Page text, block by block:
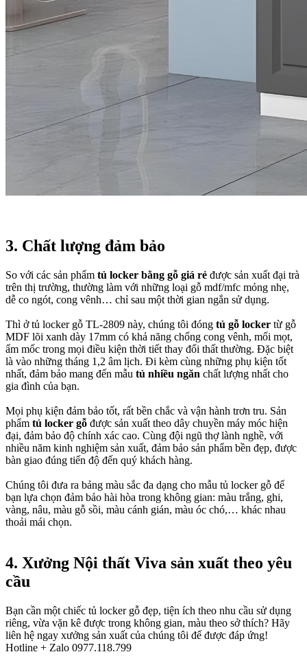
3. Chất lượng đảm bảo
So với các sản phẩm tủ locker bằng gỗ giá rẻ được sản xuất đại trà
trên thị trường, thường làm với những loại gỗ mdf/mfc mỏng nhẹ,
dễ co ngót, cong vênh… chỉ sau một thời gian ngắn sử dụng.
Thì ở tủ locker gỗ TL-2809 này, chúng tôi đóng tủ gỗ locker từ gỗ
MDF lõi xanh dày 17mm có khả năng chống cong vênh, mối mọt,
ẩm mốc trong mọi điều kiện thời tiết thay đổi thất thường. Đặc biệt
là vào những tháng 1,2 âm lịch. Đi kèm cùng những phụ kiện tốt
nhất, đảm bảo mang đến mẫu tủ nhiều ngăn chất lượng nhất cho
gia đình của bạn.
Mọi phụ kiện đảm bảo tốt, rất bền chắc và vận hành trơn tru. Sản
phẩm tủ locker gỗ được sản xuất theo dây chuyền máy móc hiện
đại, đảm bảo độ chính xác cao. Cùng đội ngũ thợ lành nghề, với
nhiều năm kinh nghiệm sản xuất, đảm bảo sản phẩm bền đẹp, được
bàn giao đúng tiến độ đến quý khách hàng.
Chúng tôi đưa ra bảng màu sắc đa dạng cho mẫu tủ locker gỗ để
bạn lựa chọn đảm bảo hài hòa trong không gian: màu trắng, ghi,
vàng, nâu, màu gỗ sồi, màu cánh gián, màu óc chó,… khác nhau
thoải mái chọn.
4. Xưởng Nội thất Viva sản xuất theo yêu
cầu
Bạn cần một chiếc tủ locker gỗ đẹp, tiện ích theo nhu cầu sử dụng
riêng, vừa vặn kê được trong không gian, màu theo sở thích? Hãy
liên hệ ngay xưởng sản xuất của chúng tôi để được đáp ứng!
Hotline + Zalo 0977.118.799